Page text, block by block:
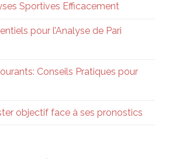
Sportives Efficacement
pour l’Analyse de Pari
Conseils Pratiques pour
objectif face à ses pronostics